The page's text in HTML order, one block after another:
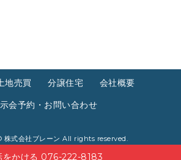
をかける 076-222-8183
地売買 分譲住宅
会社概要
会予約・お問い合わせ
株式会社ブレーン All rights reserved.